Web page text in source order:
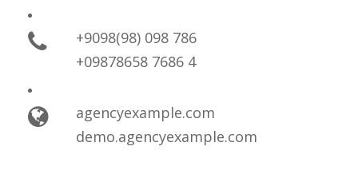
+9098(98) 098 786
+09878658 7686 4
agencyexample.com
demo.agencyexample.com